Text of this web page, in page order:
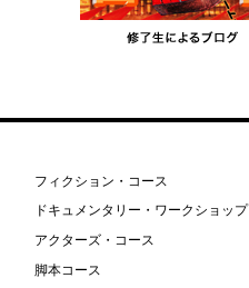
フィクション・コース
ドキュメンタリー・ワークショップ
アクターズ・コース
脚本コース